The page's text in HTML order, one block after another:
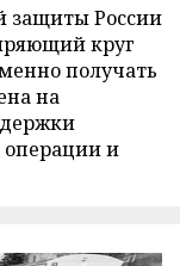
защиты России
круг
получать
на
операции и